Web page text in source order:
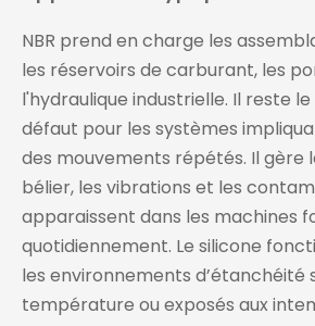
NBR prend en charge les
les réservoirs de carburant, les
l'hydraulique industrielle. Il reste
défaut pour les systèmes
des mouvements répétés. Il gère
bélier, les vibrations et les
apparaissent dans les machines
quotidiennement. Le silicone
les environnements d’étanchéité
température ou exposés aux